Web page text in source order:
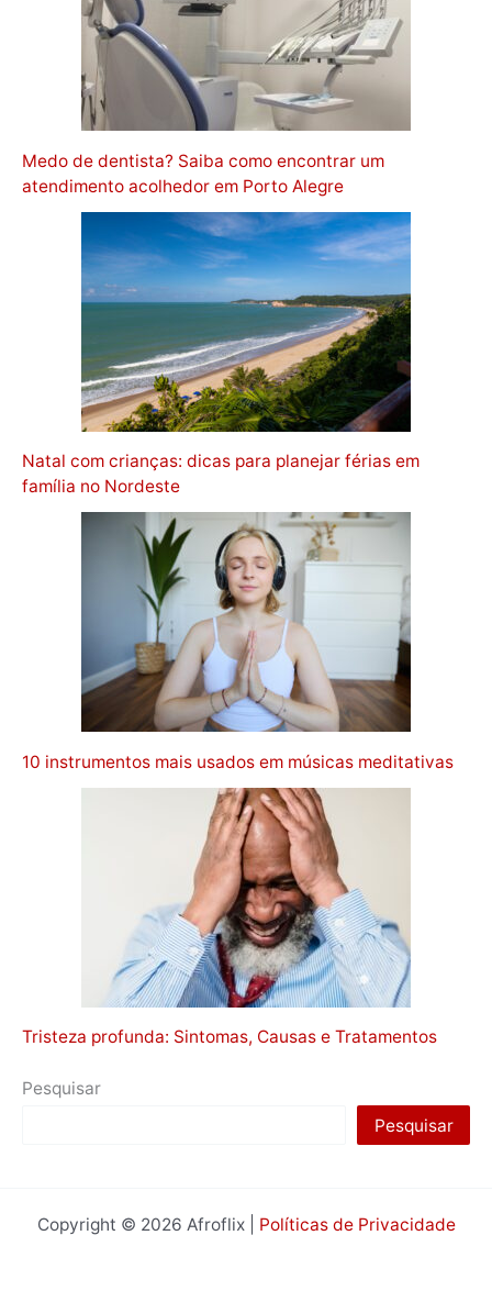
Medo de dentista? Saiba como encontrar um
atendimento acolhedor em Porto Alegre
Natal com crianças: dicas para planejar férias em
família no Nordeste
10 instrumentos mais usados em músicas meditativas
Tristeza profunda: Sintomas, Causas e Tratamentos
Pesquisar
Pesquisar
Copyright © 2026 Afroflix | Políticas de Privacidade